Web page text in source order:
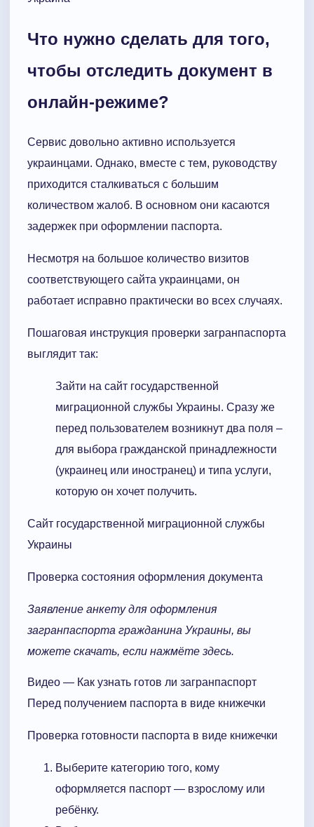
Что нужно сделать для того,
чтобы отследить документ в
онлайн-режиме?
Сервис довольно активно используется
украинцами. Однако, вместе с тем, руководству
приходится сталкиваться с большим
количеством жалоб. В основном они касаются
задержек при оформлении паспорта.
Несмотря на большое количество визитов
соответствующего сайта украинцами, он
работает исправно практически во всех случаях.
Пошаговая инструкция проверки загранпаспорта
выглядит так:
Зайти на сайт государственной
миграционной службы Украины. Сразу же
перед пользователем возникнут два поля –
для выбора гражданской принадлежности
(украинец или иностранец) и типа услуги,
которую он хочет получить.
Сайт государственной миграционной службы
Украины
Проверка состояния оформления документа
Заявление анкету для оформления
загранпаспорта гражданина Украины, вы
можете скачать, если нажмёте здесь.
Видео — Как узнать готов ли загранпаспорт
Перед получением паспорта в виде книжечки
Проверка готовности паспорта в виде книжечки
Выберите категорию того, кому
оформляется паспорт — взрослому или
ребёнку.